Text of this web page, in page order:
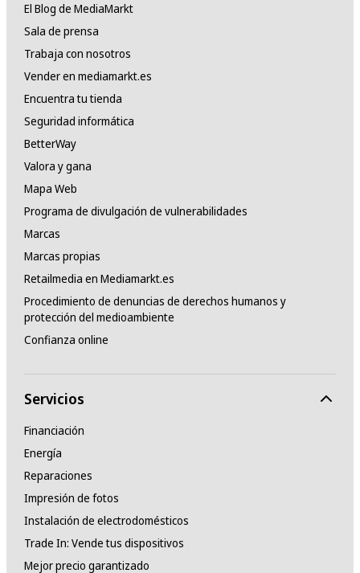
El Blog de MediaMarkt
Sala de prensa
Trabaja con nosotros
Vender en mediamarkt.es
Encuentra tu tienda
Seguridad informática
BetterWay
Valora y gana
Mapa Web
Programa de divulgación de vulnerabilidades
Marcas
Marcas propias
Retailmedia en Mediamarkt.es
Procedimiento de denuncias de derechos humanos y
protección del medioambiente
Confianza online
Servicios
Financiación
Energía
Reparaciones
Impresión de fotos
Instalación de electrodomésticos
Trade In: Vende tus dispositivos
Mejor precio garantizado